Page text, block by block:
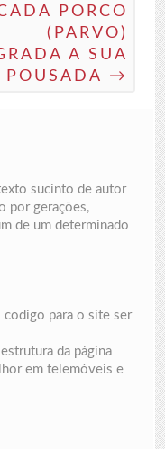
PORCO
(PARVO)
A SUA
POUSADA →
sucinto de autor
por gerações,
de um determinado
para o site ser
da página
em telemóveis e